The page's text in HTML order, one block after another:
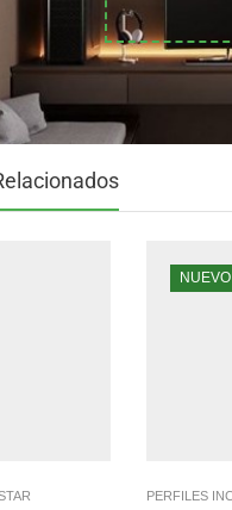
NUEVO
PERFILES